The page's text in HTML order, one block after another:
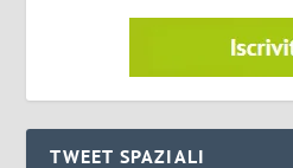
TWEET SPAZIALI